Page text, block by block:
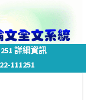
詳細資訊
111251